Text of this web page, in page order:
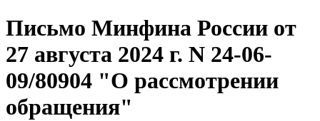
Письмо Минфина России от
27 августа 2024 г. N 24-06-
09/80904 "О рассмотрении
обращения"